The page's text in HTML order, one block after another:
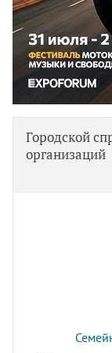
Городской
организаций